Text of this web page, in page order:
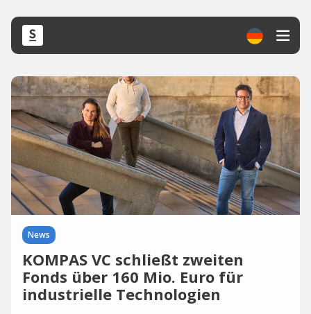
News
KOMPAS VC schließt zweiten
Fonds über 160 Mio. Euro für
industrielle Technologien